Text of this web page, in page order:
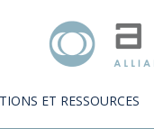
ET RESSOURCES